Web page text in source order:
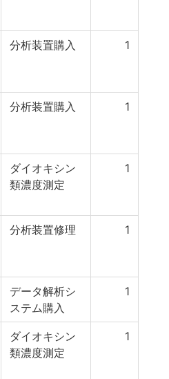
分析装置購入 1
分析装置購入 1
ダイオキシン
類濃度測定
1
分析装置修理 1
データ解析シ
ステム購入
1
ダイオキシン
類濃度測定
1